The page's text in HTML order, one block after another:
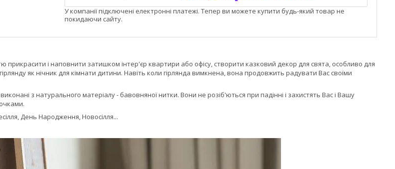
У компанії підключені електронні платежі. Тепер ви можете купити будь-який товар не
покидаючи сайту.
прикрасити і наповнити затишком інтер'єр квартири або офісу, створити казковий декор для свята, особливо для
як нічник для кімнати дитини. Навіть коли гірлянда вимкнена, вона продовжить радувати Вас своїми
з натурального матеріалу - бавовняної нитки. Вони не розіб'ються при падінні і захистять Вас і Вашу
День Народження, Новосілля...